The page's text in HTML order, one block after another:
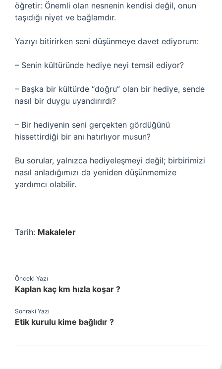
öğretir: Önemli olan nesnenin kendisi değil, onun
taşıdığı niyet ve bağlamdır.
Yazıyı bitirirken seni düşünmeye davet ediyorum:
– Senin kültüründe hediye neyi temsil ediyor?
– Başka bir kültürde “doğru” olan bir hediye, sende
nasıl bir duygu uyandırırdı?
– Bir hediyenin seni gerçekten gördüğünü
hissettirdiği bir anı hatırlıyor musun?
Bu sorular, yalnızca hediyeleşmeyi değil; birbirimizi
nasıl anladığımızı da yeniden düşünmemize
yardımcı olabilir.
Tarih: Makaleler
Önceki Yazı
Kaplan kaç km hızla koşar ?
Sonraki Yazı
Etik kurulu kime bağlıdır ?